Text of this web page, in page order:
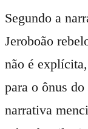
Segundo a
Jeroboão
não é
para o ônus
narrativa